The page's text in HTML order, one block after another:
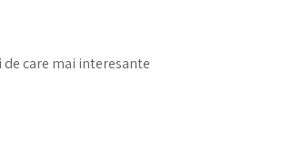
care mai interesante